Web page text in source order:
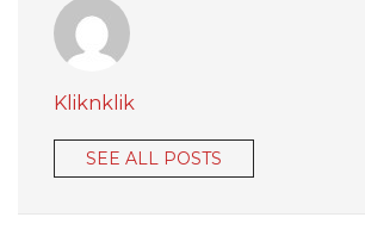
Kliknklik
SEE ALL POSTS